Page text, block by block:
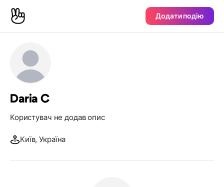
Додати подію
Daria C
Користувач не додав опис
Київ, Україна